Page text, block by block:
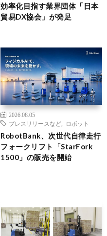
効率化目指す業界団体「日本
貿易DX協会」が発足
2026.08.05
プレスリリースなど
ロボット
RobotBank、次世代自律走行
フォークリフト「StarFork
1500」の販売を開始